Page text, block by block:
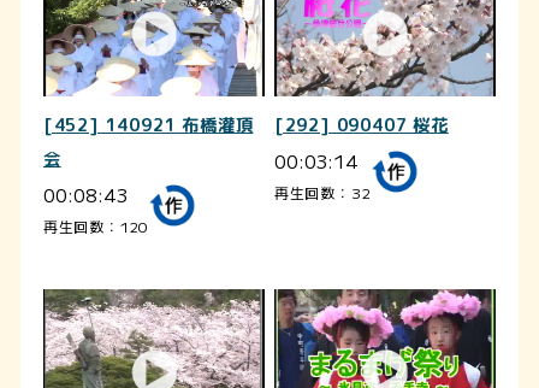
[452] 140921 布橋灌頂
会
00:08:43
再生回数：120
[292] 090407 桜花
00:03:14
再生回数：32